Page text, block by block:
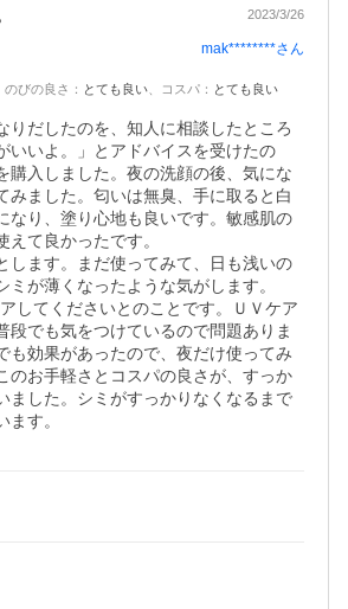
2023/3/26
mak********さん
のびの良さ ： とても良い コスパ ： とても良い
りだしたのを、知人に相談したところ
いいよ。」とアドバイスを受けたの
購入しました。夜の洗顔の後、気にな
みました。匂いは無臭、手に取ると白
なり、塗り心地も良いです。敏感肌の
て良かったです。
します。まだ使ってみて、日も浅いの
ミが薄くなったような気がします。
してくださいとのことです。ＵＶケア
段でも気をつけているので問題ありま
も効果があったので、夜だけ使ってみ
のお手軽さとコスパの良さが、すっか
ました。シミがすっかりなくなるまで